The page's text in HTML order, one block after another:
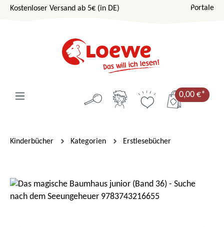
Zum Hauptinhalt springen
Kostenloser Versand ab 5€ (in DE) Portale
0,00 €*
Kinderbücher Kategorien Erstlesebücher
Bildergalerie überspringen